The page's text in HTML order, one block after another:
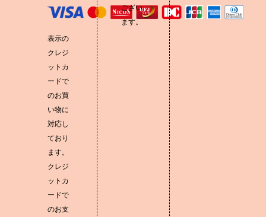
表示の
クレジ
ットカ
ードで
のお買
い物に
対応し
ており
ます。
クレジ
ットカ
ードで
のお支
ござい
ます。